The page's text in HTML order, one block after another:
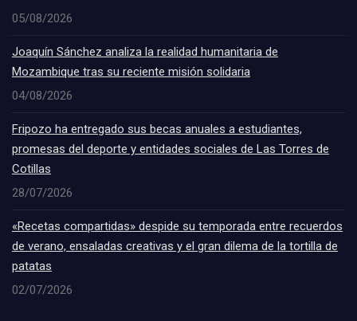
05/08/2026
Joaquín Sánchez analiza la realidad humanitaria de
Mozambique tras su reciente misión solidaria
04/08/2026
Fripozo ha entregado sus becas anuales a estudiantes,
promesas del deporte y entidades sociales de Las Torres de
Cotillas
28/07/2026
«Recetas compartidas» despide su temporada entre recuerdos
de verano, ensaladas creativas y el gran dilema de la tortilla de
patatas
02/07/2026